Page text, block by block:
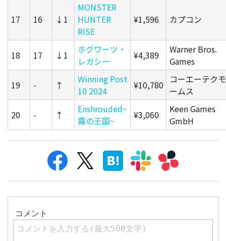
17 16 ↓1
MONSTER
HUNTER
RISE
¥1,596 カプコン
18 17 ↓1
ホグワーツ・
レガシー
¥4,389
Warner Bros.
Games
19
- ↑
Winning Post
10 2024
¥10,780
コーエーテク
ームス
20
- ↑
Enshrouded~
霧の王国~
¥3,060
Keen Games
GmbH